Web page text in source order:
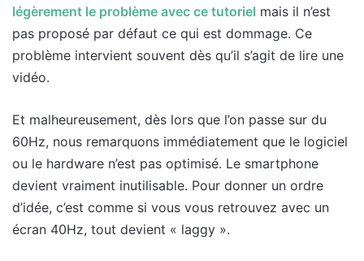
légèrement le problème avec ce tutoriel mais il n’est
pas proposé par défaut ce qui est dommage. Ce
problème intervient souvent dès qu’il s’agit de lire une
vidéo.
Et malheureusement, dès lors que l’on passe sur du
60Hz, nous remarquons immédiatement que le logiciel
ou le hardware n’est pas optimisé. Le smartphone
devient vraiment inutilisable. Pour donner un ordre
d’idée, c’est comme si vous vous retrouvez avec un
écran 40Hz, tout devient « laggy ».